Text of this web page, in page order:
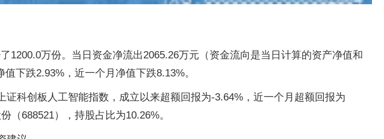
万份。当日资金净流出2065.26万元（资金流向是当日计算的资产净值和
下跌2.93%，近一个月净值下跌8.13%。
科创板人工智能指数，成立以来超额回报为-3.64%，近一个月超额回报为
（688521），持股占比为10.26%。